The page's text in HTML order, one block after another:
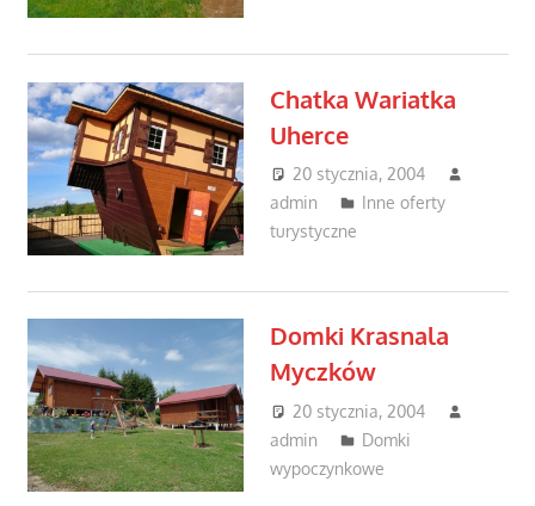
Chatka Wariatka
Uherce
20 stycznia, 2004
admin
Inne oferty
turystyczne
Domki Krasnala
Myczków
20 stycznia, 2004
admin
Domki
wypoczynkowe